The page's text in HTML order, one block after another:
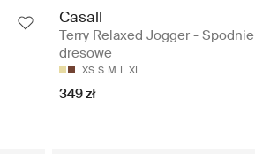
Casall
Terry Relaxed Jogger - Spodnie
dresowe
XS S M L XL
349 zł